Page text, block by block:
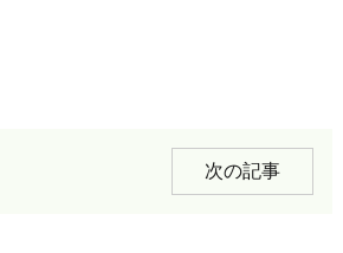
次の記事